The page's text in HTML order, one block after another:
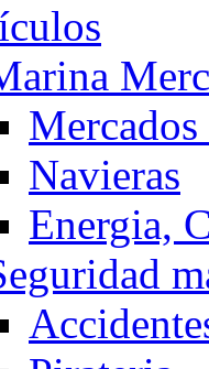
Navieras
Energia,